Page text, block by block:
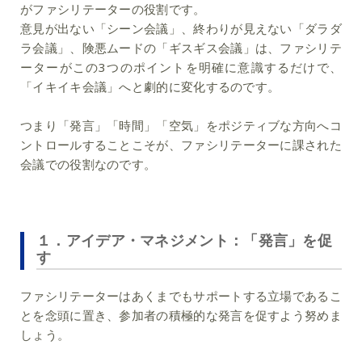
がファシリテーターの役割です。
意見が出ない「シーン会議」、終わりが見えない「ダラダ
ラ会議」、険悪ムードの「ギスギス会議」は、ファシリテ
ーターがこの3つのポイントを明確に意識するだけで、
「イキイキ会議」へと劇的に変化するのです。
つまり「発言」「時間」「空気」をポジティブな方向へコ
ントロールすることこそが、ファシリテーターに課された
会議での役割なのです。
１．アイデア・マネジメント：「発言」を促
す
ファシリテーターはあくまでもサポートする立場であるこ
とを念頭に置き、参加者の積極的な発言を促すよう努めま
しょう。